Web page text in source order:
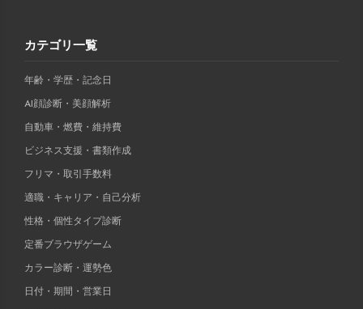
カテゴリ一覧
年齢・学歴・記念日
AI顔診断・美顔解析
自動車・燃費・維持費
ビジネス支援・書類作成
フリマ・取引手数料
適職・キャリア・自己分析
性格・個性タイプ診断
定番ブラウザゲーム
カラー診断・運勢色
日付・期間・営業日